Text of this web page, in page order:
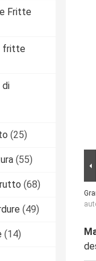
Fritte
fritte
di
(25)
(55)
(68)
(49)
(14)